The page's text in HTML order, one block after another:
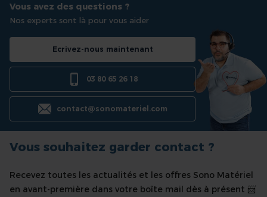
Vous avez des questions ?
Nos experts sont là pour vous aider
Ecrivez-nous maintenant
03 80 65 26 18
contact@sonomateriel.com
Vous souhaitez garder contact ?
Recevez toutes les actualités et les offres Sono Matériel
en avant-première dans votre boîte mail dès à présent 📨